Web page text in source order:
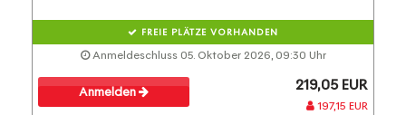
FREIE PLÄTZE VORHANDEN
Anmeldeschluss 05. Oktober 2026, 09:30 Uhr
Anmelden 219,05 EUR
197,15 EUR